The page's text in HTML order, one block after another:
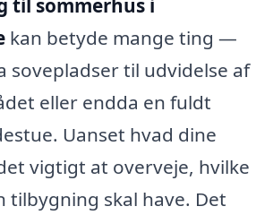
til sommerhus i
kan betyde mange ting —
sovepladser til udvidelse af
eller endda en fuldt
Uanset hvad dine
vigtigt at overveje, hvilke
tilbygning skal have. Det